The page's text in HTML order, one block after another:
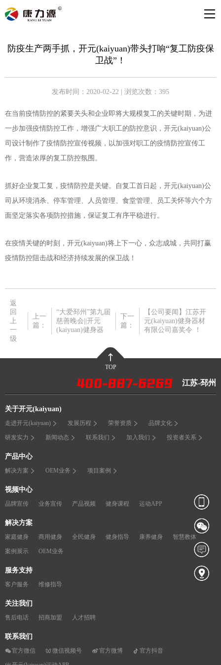
防疫生产两手抓，开元(kaiyuan)带头打响“复工防疫保
卫战”！
发布时间：2020-02-22 | 浏览次数：395
在当前疫情防控的紧要关头和企业即将大规模复工的关键时期，为进
一步加强疫情防控工作，增强广大职工的防控意识，开元(kaiyuan)公
司设计制作了疫情防控宣传视频，以加强对职工的疫情防控宣传工
作，营造浓厚的复工防控氛围。
抓好企业复工复，疫情防控是关键。自复工首日起，开元(kaiyuan)公
司从环境消杀、停车管理、人员管理、食堂管理、员工关怀等六个方
面坚定落实各项防控措施，保证复工有序平稳进行。
在疫情关键的时刻，开元(kaiyuan)将上下一心，众志成城，共同打赢
疫情防控阻击战和经济持续发展的保卫战！
返
回
上
一
级
上一
篇：
“大爱邳州”第九届
慈善晚会||开元
(kaiyuan)健身器
下一
篇：
【公司要闻】江苏开
元(kaiyuan)健身器材
有限公司嘉奖令 ！
TOP
江苏-邳州
关于开元(kaiyuan)
走进开元(kaiyuan) 发展历程 荣誉资质 品牌文化
研发实力 新闻动态 联系我们 加入我们 投资者关系
产品中心
解决方案 OEM业务 项目案例
视频中心
品牌宣传 业务宣传 产品视频 健身课程 运动APP
解决方案
家庭健身 商用健身 全民健身 健身指导 康养健身 智慧教体
案例展示 OEM业务
服务支持
客户服务 维修指导
关注我们
售后电话 招商加盟 人才招聘
联系我们
官方微信 微信视频号 官方微博 官方抖音